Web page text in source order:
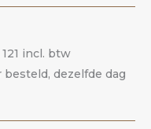
incl. btw
dezelfde dag